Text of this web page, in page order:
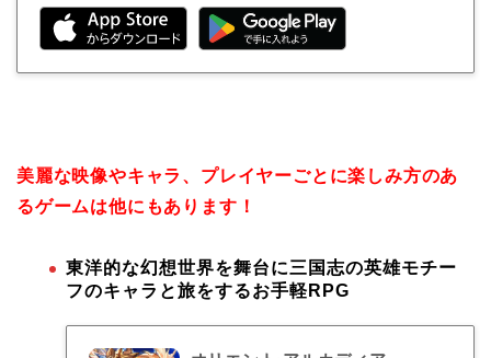
美麗な映像やキャラ、プレイヤーごとに楽しみ方のあ
るゲームは他にもあります！
東洋的な幻想世界を舞台に三国志の英雄モチー
フのキャラと旅をするお手軽RPG